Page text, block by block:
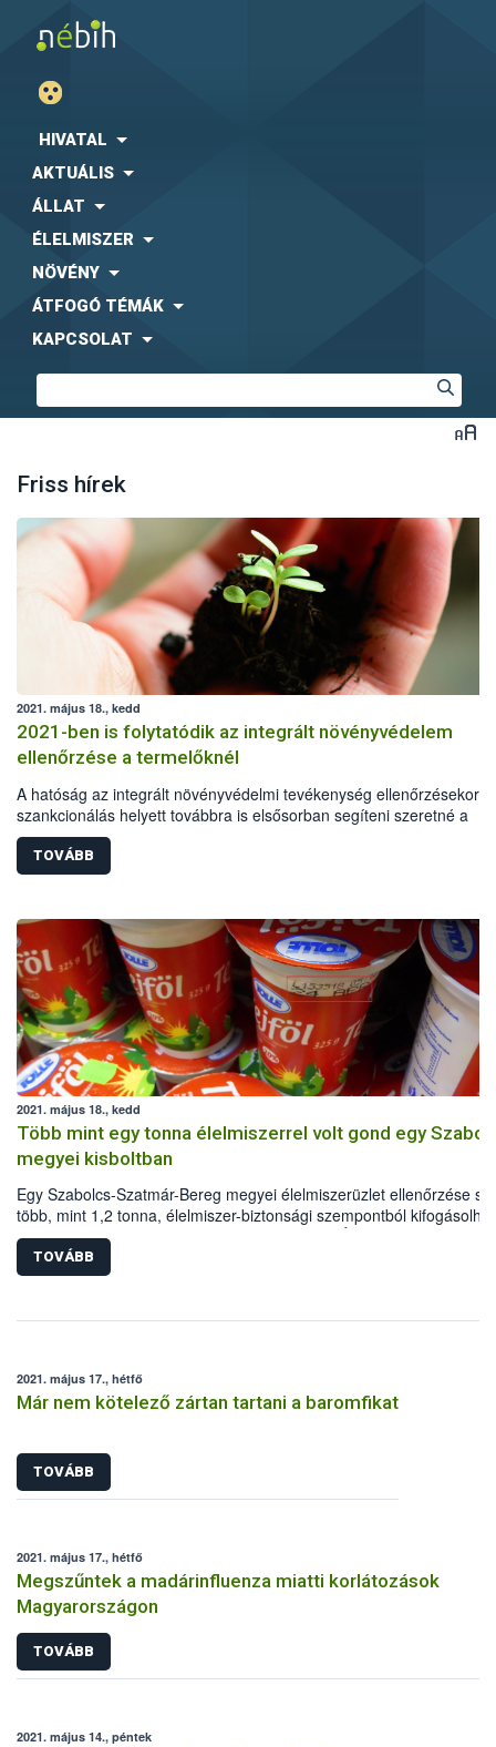
HIVATAL
AKTUÁLIS
ÁLLAT
ÉLELMISZER
NÖVÉNY
ÁTFOGÓ TÉMÁK
KAPCSOLAT
Friss hírek
2021. május 18., kedd
2021-ben is folytatódik az integrált növényvédelem
ellenőrzése a termelőknél
A hatóság az integrált növényvédelmi tevékenység ellenőrzésekor a
szankcionálás helyett továbbra is elsősorban segíteni szeretné a
termelőket, és iránymutatást adni a leghatékonyabb és egyben
leginkább környezetkímélő növénytermesztés felé vezető úton. Az
országos, támogató ellenőrzéseket a Nemzeti Élelmiszerlánc-
TOVÁBB
2021. május 18., kedd
Több mint egy tonna élelmiszerrel volt gond egy
megyei kisboltban
Egy Szabolcs-Szatmár-Bereg megyei élelmiszerüzlet ellenőrzése
több, mint 1,2 tonna, élelmiszer-biztonsági szempontból
élelmiszert vontak ki a forgalomból a Nemzeti Élelmiszerlánc-
Hivatal (Nébih) szakemberei.
TOVÁBB
2021. május 17., hétfő
Már nem kötelező zártan tartani a baromfikat
TOVÁBB
2021. május 17., hétfő
Megszűntek a madárinfluenza miatti korlátozások
Magyarországon
TOVÁBB
2021. május 14., péntek